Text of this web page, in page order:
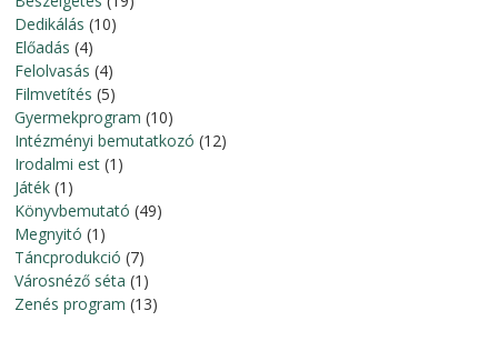
Dedikálás (10)
Előadás (4)
Felolvasás (4)
Filmvetítés (5)
Gyermekprogram (10)
Intézményi bemutatkozó (12)
Irodalmi est (1)
Játék (1)
Könyvbemutató (49)
Megnyitó (1)
Táncprodukció (7)
Városnéző séta (1)
Zenés program (13)